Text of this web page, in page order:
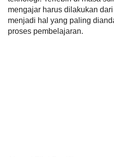
mengajar harus dilakukan
menjadi hal yang paling
proses pembelajaran.